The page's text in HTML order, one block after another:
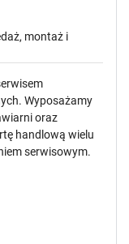
montaż i
oraz
handlową wielu
serwisowym.